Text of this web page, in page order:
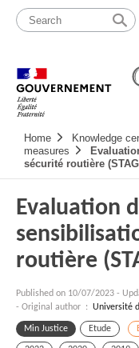
content
map
Navigation
principale
Home Knowledge
measures
sécurité routière
Evaluation
routière
Published on 10/07/2023 -
- Original author : Université
Min Justice Etude